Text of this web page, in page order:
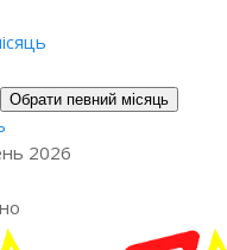
Обрати певний місяць
2026